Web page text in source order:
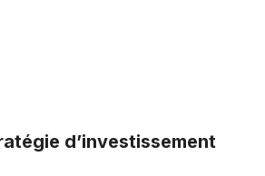
d’investissement